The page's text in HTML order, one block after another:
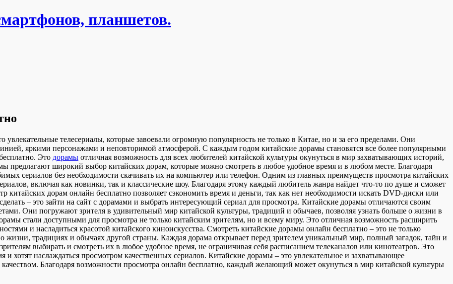
планшетов.
телесериалы, которые завоевали огромную популярность не только в Китае, но и за его пределами. Они
яркими персонажами и неповторимой атмосферой. С каждым годом китайские дорамы становятся все более популярными
Это дорамы отличная возможность для всех любителей китайской культуры окунуться в мир захватывающих историй,
широкий выбор китайских дорам, которые можно смотреть в любое удобное время и в любом месте. Благодаря
сериалов без необходимости скачивать их на компьютер или телефон. Одним из главных преимуществ просмотра китайских
включая как новинки, так и классические шоу. Благодаря этому каждый любитель жанра найдет что-то по душе и сможет
китайских дорам онлайн бесплатно позволяет сэкономить время и деньги, так как нет необходимости искать DVD-диски или
– это зайти на сайт с дорамами и выбрать интересующий сериал для просмотра. Китайские дорамы отличаются своим
Они погружают зрителя в удивительный мир китайской культуры, традиций и обычаев, позволяя узнать больше о жизни в
стали доступными для просмотра не только китайским зрителям, но и всему миру. Это отличная возможность расширить
и насладиться красотой китайского киноискусства. Смотреть китайские дорамы онлайн бесплатно – это не только
жизни, традициях и обычаях другой страны. Каждая дорама открывает перед зрителем уникальный мир, полный загадок, тайн и
выбирать и смотреть их в любое удобное время, не ограничивая себя расписанием телеканалов или кинотеатров. Это
и хотят наслаждаться просмотром качественных сериалов. Китайские дорамы – это увлекательное и захватывающее
качеством. Благодаря возможности просмотра онлайн бесплатно, каждый желающий может окунуться в мир китайской культуры